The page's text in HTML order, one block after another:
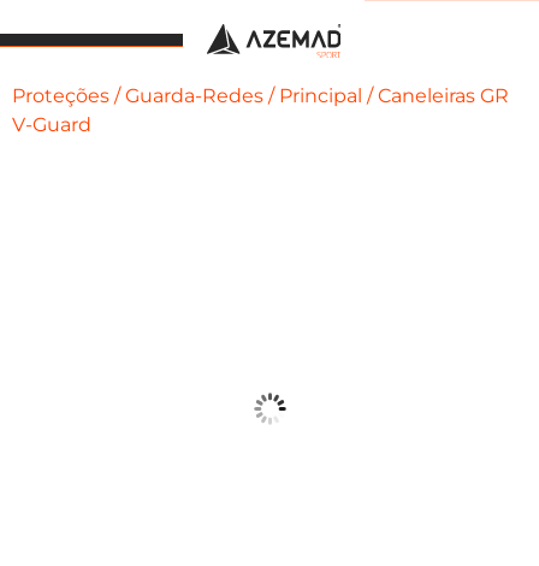
Proteções /Guarda-Redes / Principal / Caneleiras GR
V-Guard